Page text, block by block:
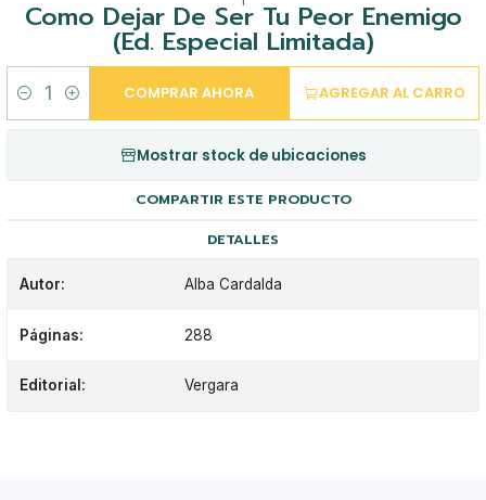
Como Dejar De Ser Tu Peor Enemigo
(Ed. Especial Limitada)
Cantidad
AGREGAR AL CARRO
COMPRAR AHORA
Mostrar stock de ubicaciones
COMPARTIR ESTE PRODUCTO
DETALLES
Autor: Alba Cardalda
Páginas: 288
Editorial: Vergara